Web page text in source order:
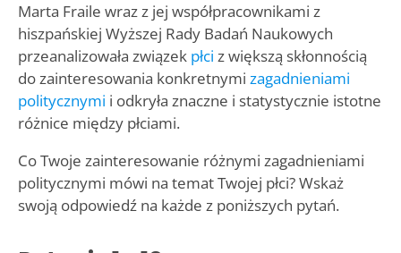
Marta Fraile wraz z jej współpracownikami z
hiszpańskiej Wyższej Rady Badań Naukowych
przeanalizowała związek płci z większą skłonnością
do zainteresowania konkretnymi zagadnieniami
politycznymi i odkryła znaczne i statystycznie istotne
różnice między płciami.
Co Twoje zainteresowanie różnymi zagadnieniami
politycznymi mówi na temat Twojej płci? Wskaż
swoją odpowiedź na każde z poniższych pytań.